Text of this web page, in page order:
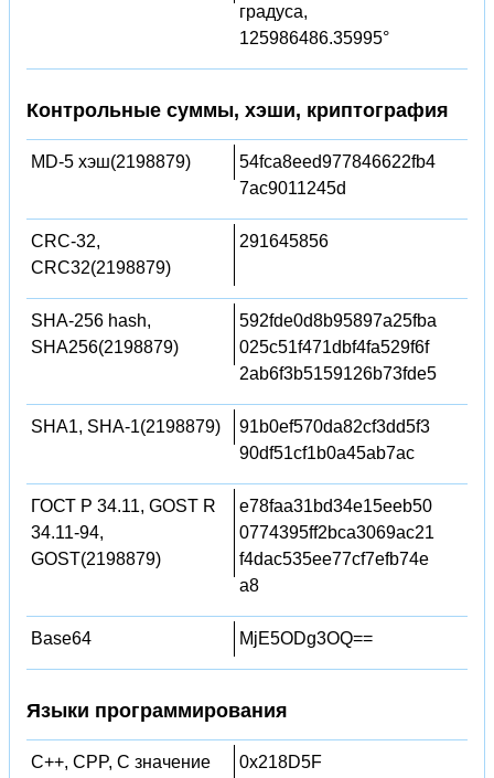
градуса,
125986486.35995°
Контрольные суммы, хэши, криптография
MD-5 хэш(2198879)
54fca8eed977846622fb4
7ac9011245d
CRC-32,
CRC32(2198879)
291645856
SHA-256 hash,
SHA256(2198879)
592fde0d8b95897a25fba
025c51f471dbf4fa529f6f
2ab6f3b5159126b73fde5
SHA1, SHA-1(2198879)
91b0ef570da82cf3dd5f3
90df51cf1b0a45ab7ac
ГОСТ Р 34.11, GOST R
34.11-94,
GOST(2198879)
e78faa31bd34e15eeb50
0774395ff2bca3069ac21
f4dac535ee77cf7efb74e
a8
Base64 MjE5ODg3OQ==
Языки программирования
C++, CPP, C значение
0x218D5F